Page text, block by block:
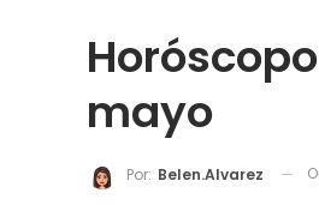
mayo
Por: Belen.alvarez